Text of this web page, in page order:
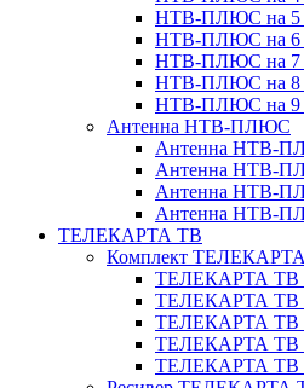
НТВ-ПЛЮС на 5
НТВ-ПЛЮС на 6
НТВ-ПЛЮС на 7
НТВ-ПЛЮС на 8
НТВ-ПЛЮС на 9
Антенна НТВ-ПЛЮС
Антенна НТВ-
Антенна НТВ-
Антенна НТВ-
Антенна НТВ-
ТЕЛЕКАРТА ТВ
Комплект
ТЕЛЕКАРТА ТВ
ТЕЛЕКАРТА ТВ
ТЕЛЕКАРТА ТВ
ТЕЛЕКАРТА ТВ
ТЕЛЕКАРТА ТВ